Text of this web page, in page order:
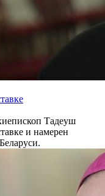
Тадеуш
и намерен